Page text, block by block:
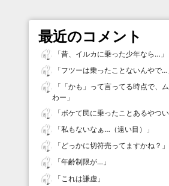
最近のコメント
「昔、イルカに乗った少年なら… 」
「フツーは乗ったことないんやで…
「 「かも」って言ってる時点で、
わー 」
「ボケて民に乗ったことあるやつ
「私もないなぁ…（遠い目）
」
「 どっかに切符売ってますかね？ 」
「年齢制限が… 」
「 これは謙虚 」